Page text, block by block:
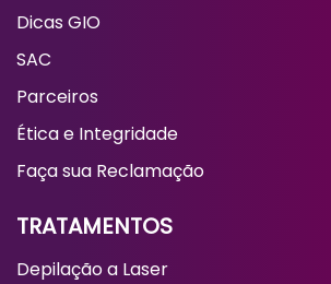
Dicas GIO
SAC
Parceiros
Ética e Integridade
Faça sua Reclamação
TRATAMENTOS
Depilação a Laser